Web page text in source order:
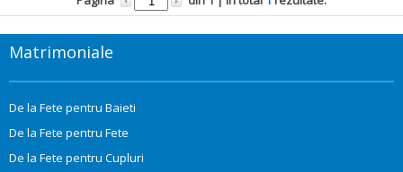
Matrimoniale
De la Fete pentru Baieti
De la Fete pentru Fete
De la Fete pentru Cupluri